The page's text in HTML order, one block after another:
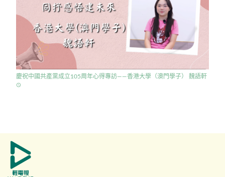
慶祝中國共產黨成立105周年心得專訪——香港大學（澳門學子） 魏語軒
access_time